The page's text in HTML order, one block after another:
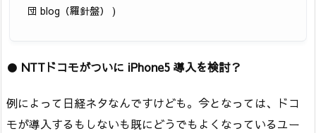
団 blog（羅針盤） )
● NTTドコモがついに iPhone5 導入を検討？
例によって日経ネタなんですけども。今となっては、ドコ
モが導入するもしないも既にどうでもよくなっているユー